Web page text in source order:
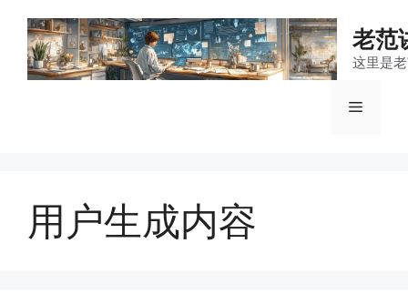
老范
这里是
菜
用户生成内容